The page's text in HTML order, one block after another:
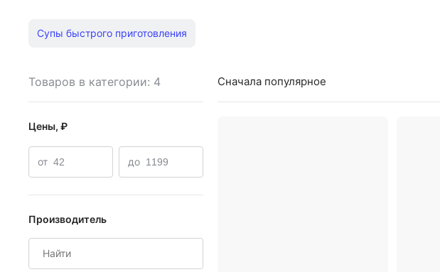
Супы быстрого приготовления
Товаров в категории: 4
Цены, ₽
от до
Производитель
Сначала популярное